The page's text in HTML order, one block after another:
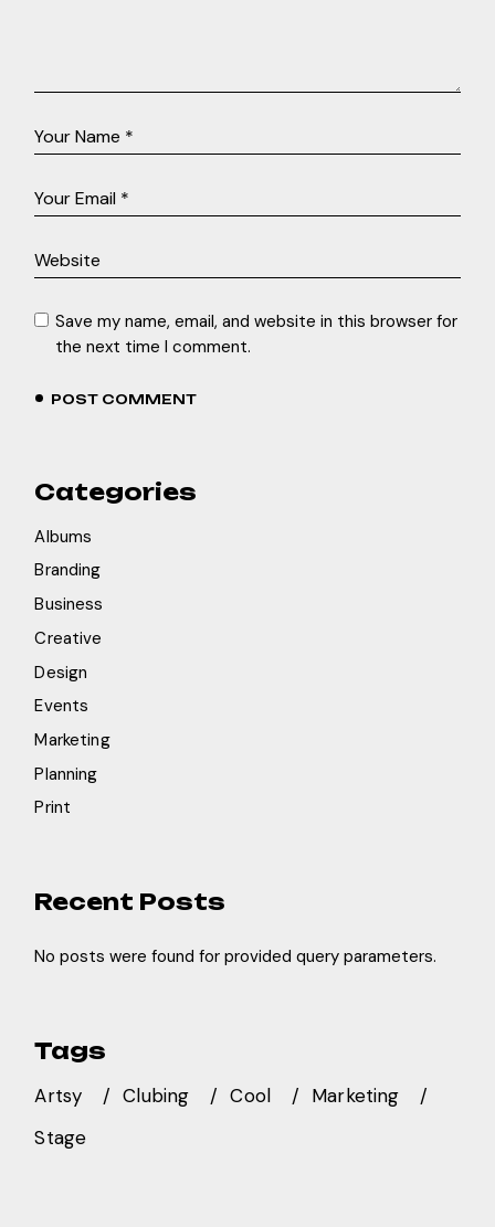
Save my name, email, and website in this browser for
the next time I comment.
POST COMMENT
Categories
Albums
Branding
Business
Creative
Design
Events
Marketing
Planning
Print
Recent Posts
No posts were found for provided query parameters.
Tags
Artsy Clubing Cool
Marketing
Stage